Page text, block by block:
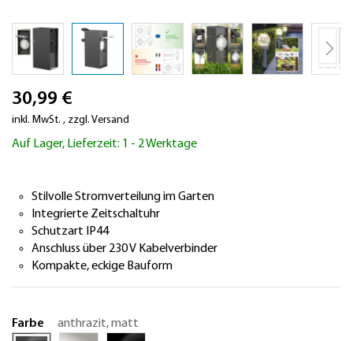
Anfang
der
springen
30,99 €
inkl. MwSt. , zzgl. Versand
Auf Lager, Lieferzeit: 1 - 2 Werktage
Stilvolle Stromverteilung im Garten
Integrierte Zeitschaltuhr
Schutzart IP44
Anschluss über 230 V Kabelverbinder
Kompakte, eckige Bauform
Farbe anthrazit, matt